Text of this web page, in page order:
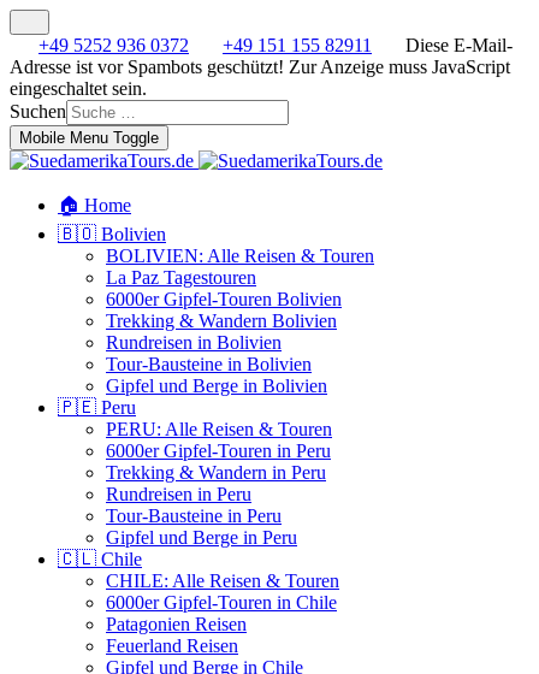
+49 5252 936 0372 +49 151 155 82911
Diese E-Mail-
Adresse ist vor Spambots geschützt! Zur Anzeige muss JavaScript
eingeschaltet sein.
Suchen
Mobile Menu Toggle
🏠 Home
🇧🇴 Bolivien
BOLIVIEN: Alle Reisen & Touren
La Paz Tagestouren
6000er Gipfel-Touren Bolivien
Trekking & Wandern Bolivien
Rundreisen in Bolivien
Tour-Bausteine in Bolivien
Gipfel und Berge in Bolivien
🇵🇪 Peru
PERU: Alle Reisen & Touren
6000er Gipfel-Touren in Peru
Trekking & Wandern in Peru
Rundreisen in Peru
Tour-Bausteine in Peru
Gipfel und Berge in Peru
🇨🇱 Chile
CHILE: Alle Reisen & Touren
6000er Gipfel-Touren in Chile
Patagonien Reisen
Feuerland Reisen
Gipfel und Berge in Chile